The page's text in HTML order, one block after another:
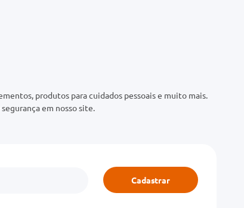
produtos para cuidados pessoais e muito mais.
em nosso site.
Cadastrar